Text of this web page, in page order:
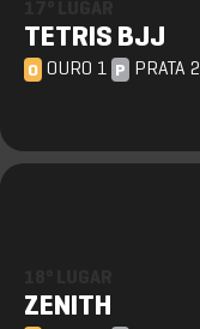
TETRIS BJJ
O OURO 1 P PRATA 2
ZENITH